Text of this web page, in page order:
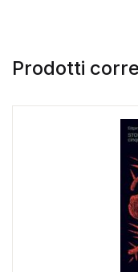
Prodotti